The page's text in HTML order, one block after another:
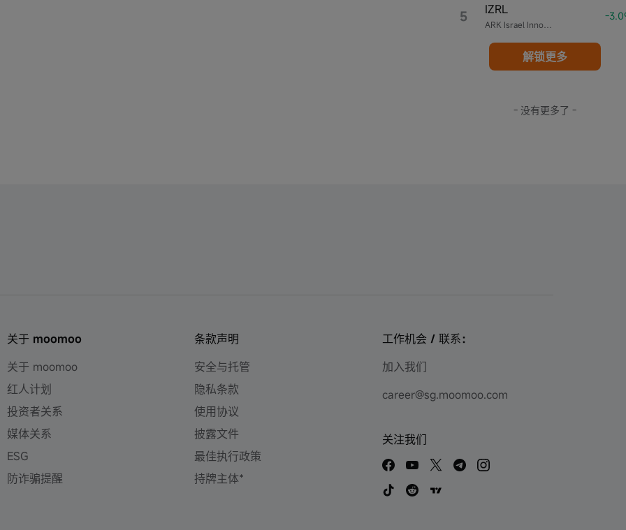
5 IZRL -
解锁更多
- 没有更多了 -
关于 moomoo
关于 moomoo
红人计划
投资者关系
媒体关系
ESG
防诈骗提醒
条款声明
安全与托管
隐私条款
使用协议
披露文件
最佳执行政策
持牌主体*
工作机会 / 联系：
加入我们
career@sg.moomoo.com
关注我们